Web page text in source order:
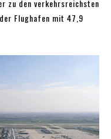
zu den verkehrsreichsten
Flughafen mit 47,9